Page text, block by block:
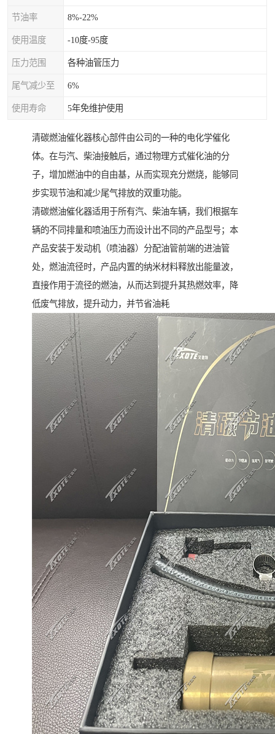
节油率 8%-22%
使用温度 -10度-95度
压力范围 各种油管压力
尾气减少至 6%
使用寿命 5年免维护使用
清碳燃油催化器核心部件由公司的一种的电化学催化
体。在与汽、柴油接触后，通过物理方式催化油的分
子，增加燃油中的自由基，从而实现充分燃烧，能够同
步实现节油和减少尾气排放的双重功能。
清碳燃油催化器适用于所有汽、柴油车辆，我们根据车
辆的不同排量和喷油压力而设计出不同的产品型号；本
产品安装于发动机（喷油器）分配油管前端的进油管
处，燃油流径时，产品内置的纳米材料释放出能量波，
直接作用于流径的燃油，从而达到提升其热燃效率，降
低废气排放，提升动力，并节省油耗